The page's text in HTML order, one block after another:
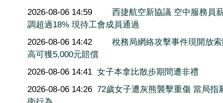
2026-08-06 14:59
西捷航空新協議 空中服務員
調超過18% 現待工會成員通過
2026-08-06 14:42
稅務局網絡攻擊事件現開放
高可獲5,000元賠償
2026-08-06 14:41 女子本拿比散步期間遭非禮
2026-08-06 14:26 72歲女子遭灰熊襲擊重傷 當局指